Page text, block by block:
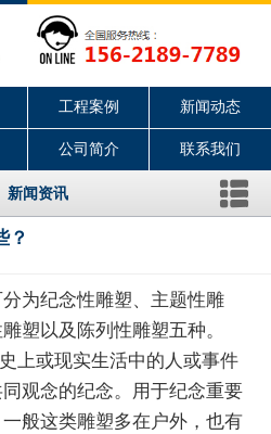
工程案例 新闻动态
公司简介 联系我们
新闻资讯
？
为纪念性雕塑、主题性雕
塑以及陈列性雕塑五种。
上或现实生活中的人或事件
观念的纪念。用于纪念重要
般这类雕塑多在户外，也有